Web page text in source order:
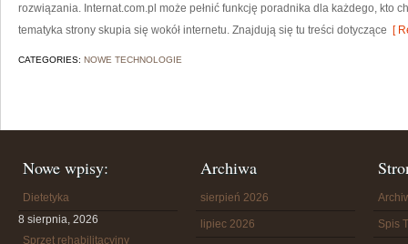
rozwiązania. Internat.com.pl może pełnić funkcję poradnika dla każdego, kto
tematyka strony skupia się wokół internetu. Znajdują się tu treści dotyczące [
CATEGORIES: NOWE TECHNOLOGIE
Nowe wpisy:
Dietetyka
8 sierpnia, 2026
Sprzęt rehabilitacyjny
Archiwa
sierpień 2026
lipiec 2026 Spis